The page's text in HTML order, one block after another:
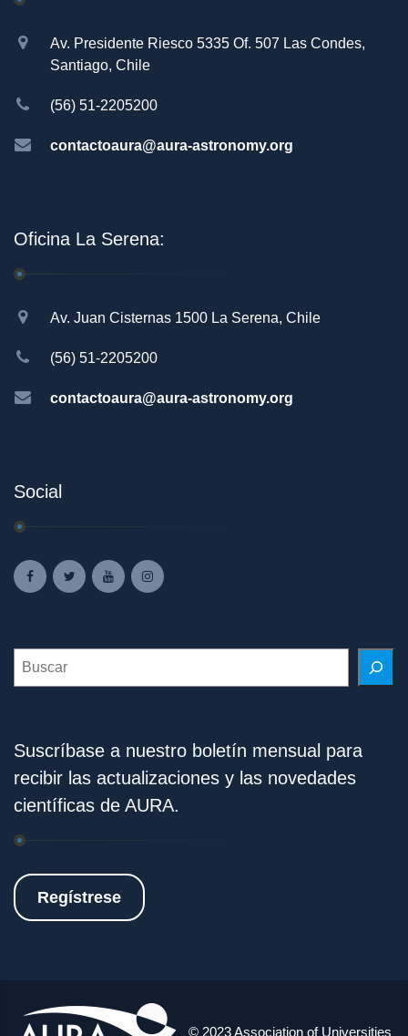
Av. Presidente Riesco 5335 Of. 507 Las Condes,
Santiago, Chile
(56) 51-2205200
contactoaura@aura-astronomy.org
Oficina La Serena:
Av. Juan Cisternas 1500 La Serena, Chile
(56) 51-2205200
contactoaura@aura-astronomy.org
Social
Search
Suscríbase a nuestro boletín mensual para
recibir las actualizaciones y las novedades
científicas de AURA.
Regístrese
© 2023 Association of Universities